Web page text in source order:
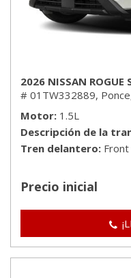
2026 NISSAN ROGUE
# 01TW332889,
Motor 1.5L
Descripción de la
Tren delantero
Precio inicial